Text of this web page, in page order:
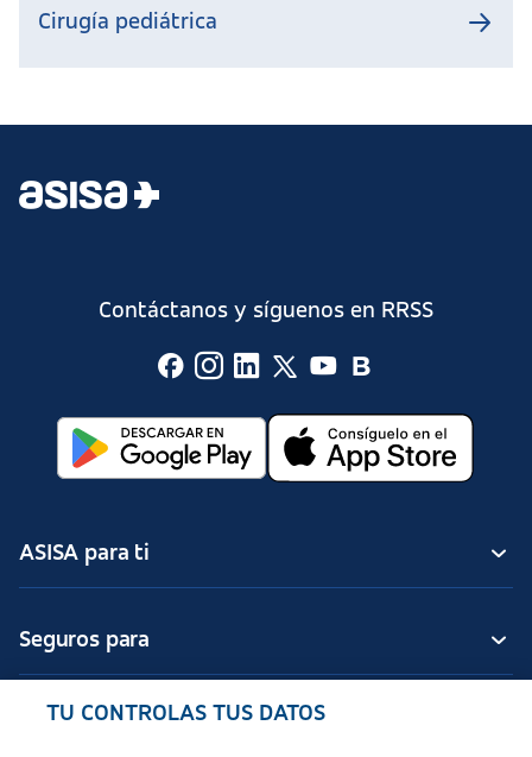
Cirugía pediátrica
Contáctanos y síguenos en RRSS
ASISA para ti
Seguros para
Seguros de ASISA
TU CONTROLAS TUS DATOS